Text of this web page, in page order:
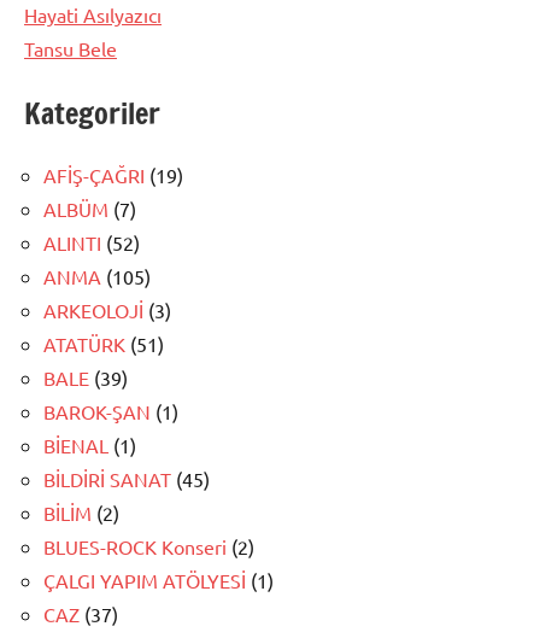
Hayati Asılyazıcı
Tansu Bele
Kategoriler
AFİŞ-ÇAĞRI (19)
ALBÜM (7)
ALINTI (52)
ANMA (105)
ARKEOLOJİ (3)
ATATÜRK (51)
BALE (39)
BAROK-ŞAN (1)
BİENAL (1)
BİLDİRİ SANAT (45)
BİLİM (2)
BLUES-ROCK Konseri (2)
ÇALGI YAPIM ATÖLYESİ (1)
CAZ (37)